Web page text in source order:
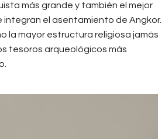
más grande y también el mejor
integran el asentamiento de Angkor.
la mayor estructura religiosa jamás
tesoros arqueológicos más